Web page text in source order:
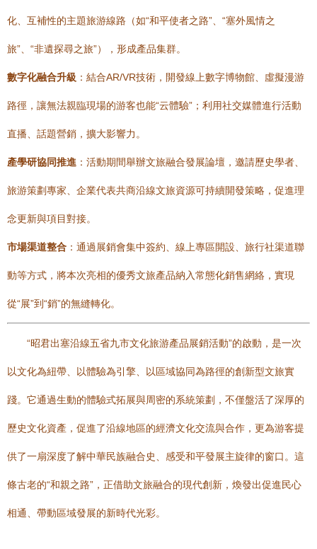
化、互補性的主題旅游線路（如“和平使者之路”、“塞外風情之
旅”、“非遺探尋之旅”），形成產品集群。
數字化融合升級 ：結合AR/VR技術，開發線上數字博物館、虛擬漫游
路徑，讓無法親臨現場的游客也能“云體驗”；利用社交媒體進行活動
直播、話題營銷，擴大影響力。
產學研協同推進 ：活動期間舉辦文旅融合發展論壇，邀請歷史學者、
旅游策劃專家、企業代表共商沿線文旅資源可持續開發策略，促進理
念更新與項目對接。
市場渠道整合 ：通過展銷會集中簽約、線上專區開設、旅行社渠道聯
動等方式，將本次亮相的優秀文旅產品納入常態化銷售網絡，實現
從“展”到“銷”的無縫轉化。
“昭君出塞沿線五省九市文化旅游產品展銷活動”的啟動，是一次
以文化為紐帶、以體驗為引擎、以區域協同為路徑的創新型文旅實
踐。它通過生動的體驗式拓展與周密的系統策劃，不僅盤活了深厚的
歷史文化資產，促進了沿線地區的經濟文化交流與合作，更為游客提
供了一扇深度了解中華民族融合史、感受和平發展主旋律的窗口。這
條古老的“和親之路”，正借助文旅融合的現代創新，煥發出促進民心
相通、帶動區域發展的新時代光彩。